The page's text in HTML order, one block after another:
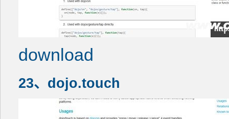
download
23、dojo.touch